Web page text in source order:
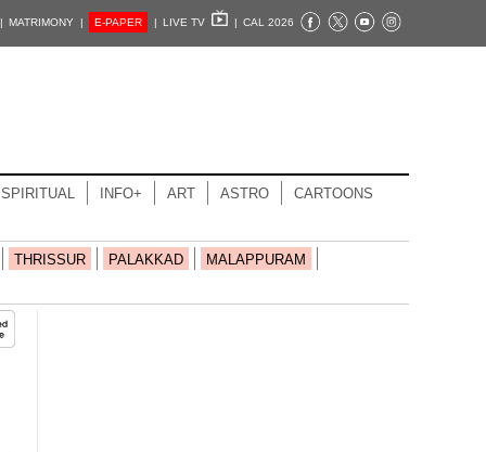
MATRIMONY | E-PAPER | LIVE TV | CAL 2026
SPIRITUAL INFO+ ART ASTRO CARTOONS
THRISSUR PALAKKAD MALAPPURAM